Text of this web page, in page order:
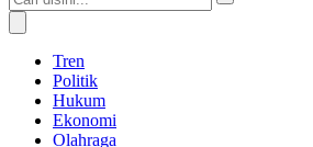
Tren
Politik
Hukum
Ekonomi
Olahraga